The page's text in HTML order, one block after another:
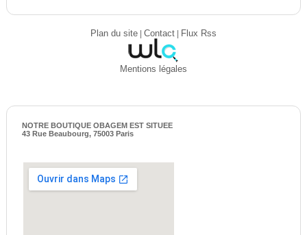
Plan du site| Contact| Flux Rss
Mentions légales
NOTRE BOUTIQUE OBAGEM EST SITUEE
43 Rue Beaubourg, 75003 Paris